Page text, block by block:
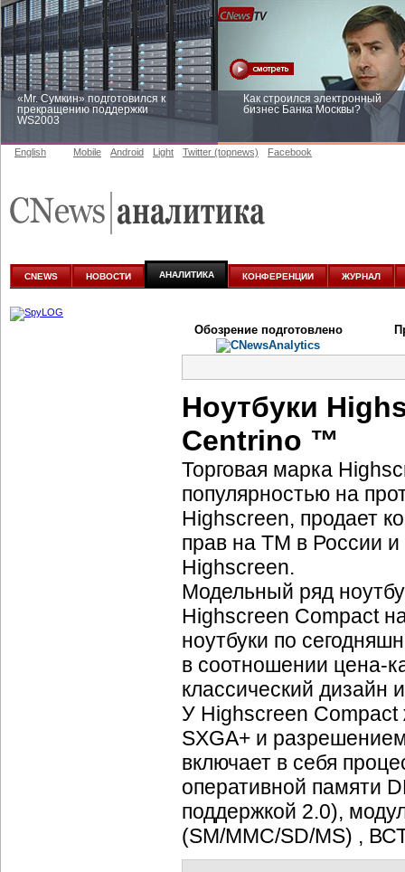
«Mr. Сумкин» подготовился к
прекращению поддержки
WS2003
Как строился электронный
бизнес Банка Москвы?
аналитике
English Mobile Android Light Twitter (topnews) Facebook
CNEWS НОВОСТИ АНАЛИТИКА КОНФЕРЕНЦИИ ЖУРНАЛ
Обозрение подготовлено
Ноутбуки
Centrino ™
Торговая марка
популярностью на
Highscreen, продает
прав на TM в России
Highscreen.
Модельный ряд
Highscreen Compact
ноутбуки по
в соотношении цена-
классический дизайн
У Highscreen Compact
SXGA+ и
включает в себя
оперативной памяти
поддержкой 2.0),
(SM/MMC/SD/MS) ,